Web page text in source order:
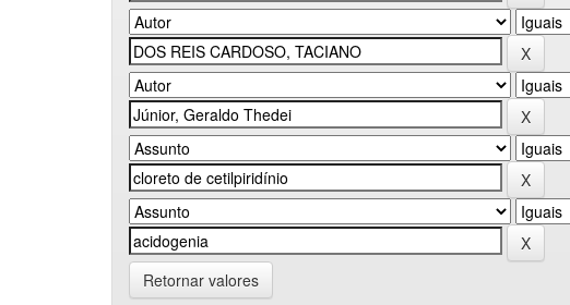
Retornar valores